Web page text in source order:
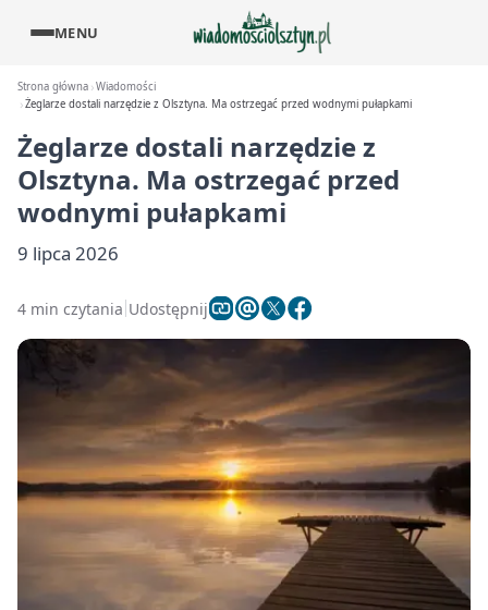
MENU
Strona główna Wiadomości
Żeglarze dostali narzędzie z Olsztyna. Ma ostrzegać przed wodnymi pułapkami
Żeglarze dostali narzędzie z
Olsztyna. Ma ostrzegać przed
wodnymi pułapkami
9 lipca 2026
4 min czytania Udostępnij